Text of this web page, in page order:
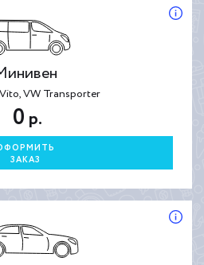
VW Transporter
0 р.
ЗАКАЗ